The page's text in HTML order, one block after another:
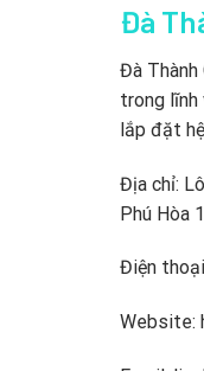
Sản
Mắt
Đà
Đà Thành
trong lĩnh
lắp đặt
Địa chỉ:
Phú Hòa
Điện
Website: